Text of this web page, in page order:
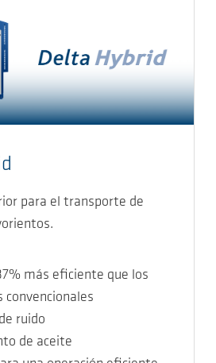
para el transporte de
más eficiente que los
convencionales
ruido
de aceite